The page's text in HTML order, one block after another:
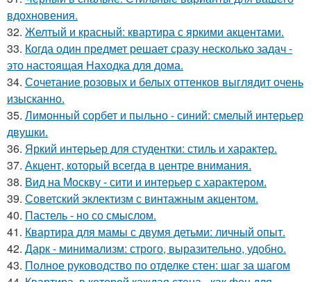
вдохновения.
32. Желтый и красный: квартира с яркими акцентами.
33. Когда один предмет решает сразу несколько задач -
это настоящая Находка для дома.
34. Сочетание розовых и белых оттенков выглядит очень
изысканно.
35. Лимонный сорбет и пыльно - синий: смелый интерьер
двушки.
36. Яркий интерьер для студентки: стиль и характер.
37. Акцент, который всегда в центре внимания.
38. Вид на Москву - сити и интерьер с характером.
39. Советский эклектизм с винтажным акцентом.
40. Пастель - но со смыслом.
41. Квартира для мамы с двумя детьми: личный опыт.
42. Дарк - минимализм: строго, выразительно, удобно.
43. Полное руководство по отделке стен: шаг за шагом